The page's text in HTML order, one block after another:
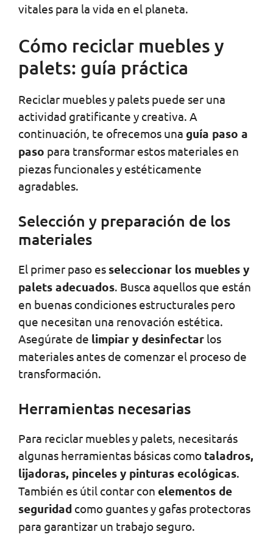
vitales para la vida en el planeta.
Cómo reciclar muebles y
palets: guía práctica
Reciclar muebles y palets puede ser una
actividad gratificante y creativa. A
continuación, te ofrecemos una guía paso a
paso para transformar estos materiales en
piezas funcionales y estéticamente
agradables.
Selección y preparación de los
materiales
El primer paso es seleccionar los muebles y
palets adecuados. Busca aquellos que están
en buenas condiciones estructurales pero
que necesitan una renovación estética.
Asegúrate de limpiar y desinfectar los
materiales antes de comenzar el proceso de
transformación.
Herramientas necesarias
Para reciclar muebles y palets, necesitarás
algunas herramientas básicas como taladros,
lijadoras, pinceles y pinturas ecológicas.
También es útil contar con elementos de
seguridad como guantes y gafas protectoras
para garantizar un trabajo seguro.